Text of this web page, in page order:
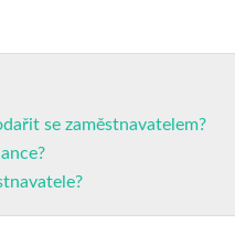
se zaměstnavatelem?